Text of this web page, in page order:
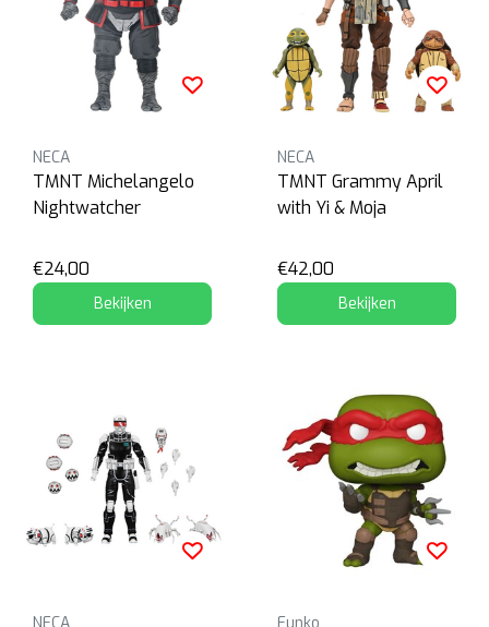
NECA
TMNT Michelangelo
Nightwatcher
€24,00
Bekijken
NECA
TMNT Grammy April
with Yi & Moja
€42,00
Bekijken
NECA Funko